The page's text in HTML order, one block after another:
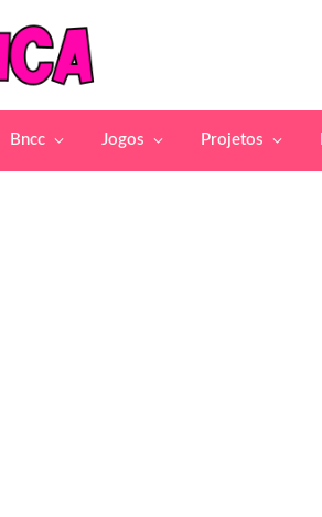
Bncc Jogos Projetos